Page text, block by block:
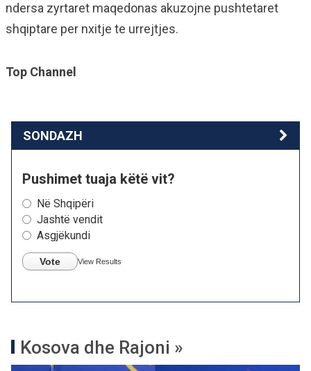
ndersa zyrtaret maqedonas akuzojne pushtetaret
shqiptare per nxitje te urrejtjes.
Top Channel
SONDAZH
Pushimet tuaja këtë vit?
Në Shqipëri
Jashtë vendit
Asgjëkundi
Vote View Results
Kosova dhe Rajoni »